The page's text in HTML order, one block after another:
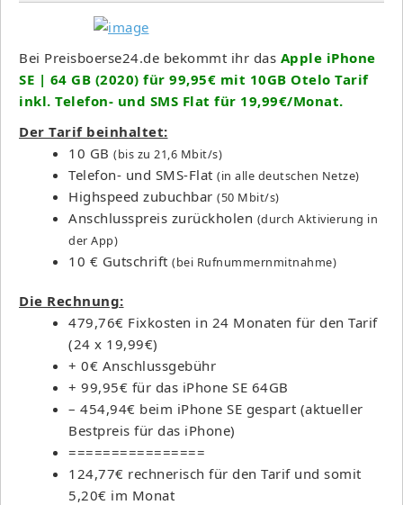
Bei Preisboerse24.de bekommt ihr das Apple iPhone
SE | 64 GB (2020) für 99,95€ mit 10GB Otelo Tarif
inkl. Telefon- und SMS Flat für 19,99€/Monat.
Der Tarif beinhaltet:
10 GB (bis zu 21,6 Mbit/s)
Telefon- und SMS-Flat (in alle deutschen Netze)
Highspeed zubuchbar (50 Mbit/s)
Anschlusspreis zurückholen (durch Aktivierung in
der App)
10 € Gutschrift (bei Rufnummernmitnahme)
Die Rechnung:
479,76€ Fixkosten in 24 Monaten für den Tarif
(24 x 19,99€)
+ 0€ Anschlussgebühr
+ 99,95€ für das iPhone SE 64GB
– 454,94€ beim iPhone SE gespart (aktueller
Bestpreis für das iPhone)
================
124,77€ rechnerisch für den Tarif und somit
5,20€ im Monat